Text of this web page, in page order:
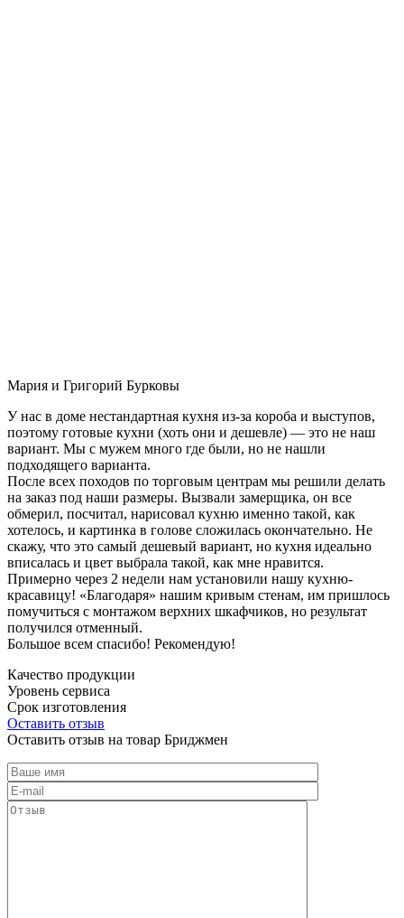
Мария и Григорий Бурковы
У нас в доме нестандартная кухня из-за короба и выступов,
поэтому готовые кухни (хоть они и дешевле) — это не наш
вариант. Мы с мужем много где были, но не нашли
подходящего варианта.
После всех походов по торговым центрам мы решили делать
на заказ под наши размеры. Вызвали замерщика, он все
обмерил, посчитал, нарисовал кухню именно такой, как
хотелось, и картинка в голове сложилась окончательно. Не
скажу, что это самый дешевый вариант, но кухня идеально
вписалась и цвет выбрала такой, как мне нравится.
Примерно через 2 недели нам установили нашу кухню-
красавицу! «Благодаря» нашим кривым стенам, им пришлось
помучиться с монтажом верхних шкафчиков, но результат
получился отменный.
Большое всем спасибо! Рекомендую!
Качество продукции
Уровень сервиса
Срок изготовления
Оставить отзыв
Оставить отзыв на товар Бриджмен